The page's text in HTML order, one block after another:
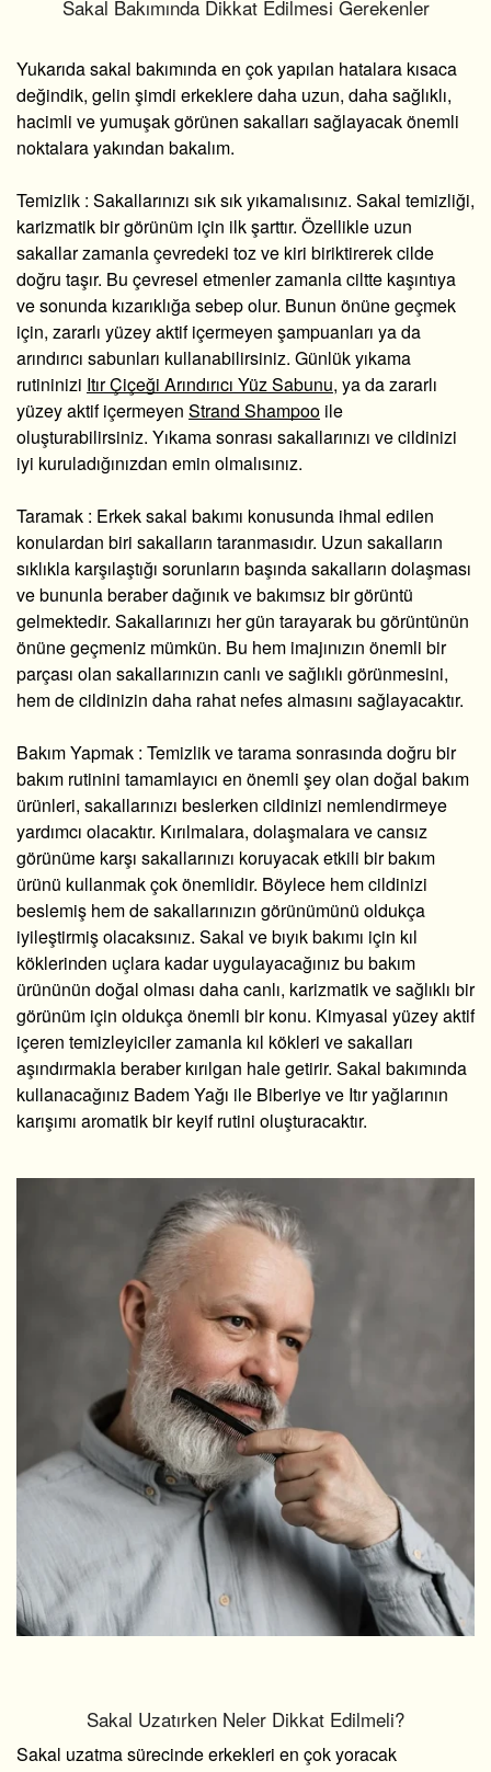
Sakal Bakımında Dikkat Edilmesi Gerekenler
Yukarıda sakal bakımında en çok yapılan hatalara kısaca
değindik, gelin şimdi erkeklere daha uzun, daha sağlıklı,
hacimli ve yumuşak görünen sakalları sağlayacak önemli
noktalara yakından bakalım.
Temizlik : Sakallarınızı sık sık yıkamalısınız. Sakal temizliği,
karizmatik bir görünüm için ilk şarttır. Özellikle uzun
sakallar zamanla çevredeki toz ve kiri biriktirerek cilde
doğru taşır. Bu çevresel etmenler zamanla ciltte kaşıntıya
ve sonunda kızarıklığa sebep olur. Bunun önüne geçmek
için, zararlı yüzey aktif içermeyen şampuanları ya da
arındırıcı sabunları kullanabilirsiniz. Günlük yıkama
rutininizi Itır Çiçeği Arındırıcı Yüz Sabunu, ya da zararlı
yüzey aktif içermeyen Strand Shampoo ile
oluşturabilirsiniz. Yıkama sonrası sakallarınızı ve cildinizi
iyi kuruladığınızdan emin olmalısınız.
Taramak : Erkek sakal bakımı konusunda ihmal edilen
konulardan biri sakalların taranmasıdır. Uzun sakalların
sıklıkla karşılaştığı sorunların başında sakalların dolaşması
ve bununla beraber dağınık ve bakımsız bir görüntü
gelmektedir. Sakallarınızı her gün tarayarak bu görüntünün
önüne geçmeniz mümkün. Bu hem imajınızın önemli bir
parçası olan sakallarınızın canlı ve sağlıklı görünmesini,
hem de cildinizin daha rahat nefes almasını sağlayacaktır.
Bakım Yapmak : Temizlik ve tarama sonrasında doğru bir
bakım rutinini tamamlayıcı en önemli şey olan doğal bakım
ürünleri, sakallarınızı beslerken cildinizi nemlendirmeye
yardımcı olacaktır. Kırılmalara, dolaşmalara ve cansız
görünüme karşı sakallarınızı koruyacak etkili bir bakım
ürünü kullanmak çok önemlidir. Böylece hem cildinizi
beslemiş hem de sakallarınızın görünümünü oldukça
iyileştirmiş olacaksınız. Sakal ve bıyık bakımı için kıl
köklerinden uçlara kadar uygulayacağınız bu bakım
ürününün doğal olması daha canlı, karizmatik ve sağlıklı bir
görünüm için oldukça önemli bir konu. Kimyasal yüzey aktif
içeren temizleyiciler zamanla kıl kökleri ve sakalları
aşındırmakla beraber kırılgan hale getirir. Sakal bakımında
kullanacağınız Badem Yağı ile Biberiye ve Itır yağlarının
karışımı aromatik bir keyif rutini oluşturacaktır.
Sakal Uzatırken Neler Dikkat Edilmeli?
Sakal uzatma sürecinde erkekleri en çok yoracak